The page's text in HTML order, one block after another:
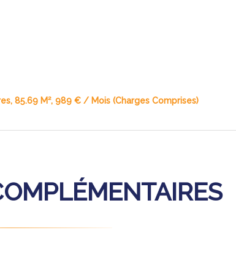
85.69 M², 989 € / Mois (Charges Comprises)